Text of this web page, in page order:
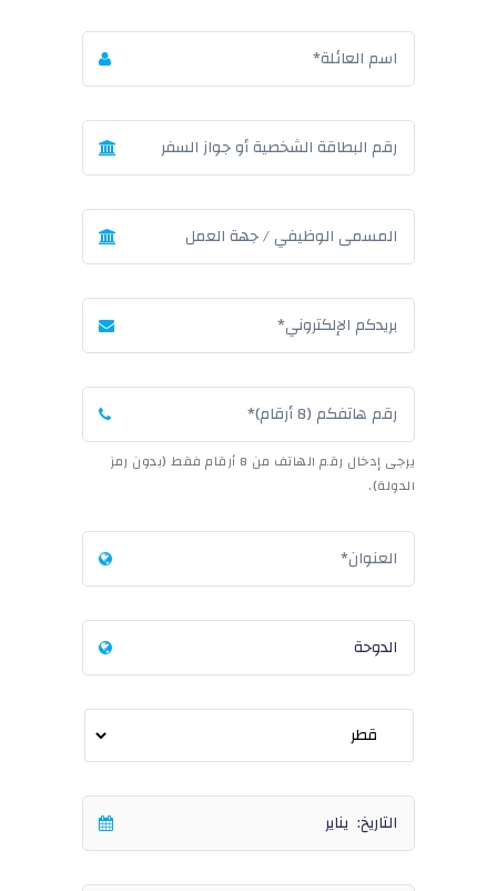
يرجى إدخال رقم الهاتف من 8 أرقام فقط (بدون رمز
الدولة).